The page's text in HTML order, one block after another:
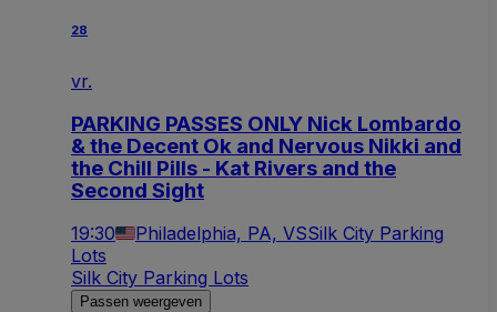
28
vr.
PARKING PASSES ONLY Nick Lombardo
& the Decent Ok and Nervous Nikki and
the Chill Pills - Kat Rivers and the
Second Sight
19:30 Philadelphia, PA, VSSilk City Parking
Lots
Silk City Parking Lots
Passen weergeven